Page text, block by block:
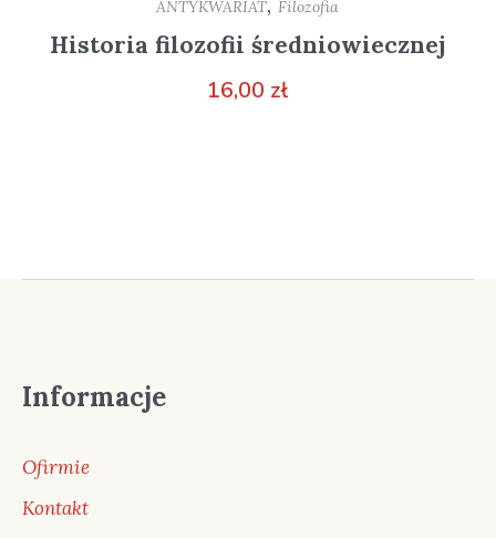
ANTYKWARIAT Filozofia
Historia filozofii średniowiecznej
16,00 zł
Informacje
Ofirmie
Kontakt